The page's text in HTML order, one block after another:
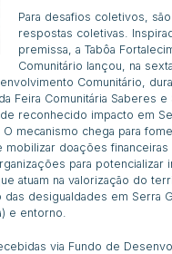
Para desafios coletivos,
respostas coletivas.
premissa, a Tabôa
Comunitário lançou, na
Comunitário,
Feira Comunitária Saberes e
reconhecido impacto em
O mecanismo chega para
mobilizar doações financeiras
para potencializar
atuam na valorização do
das desigualdades em Serra
e entorno.
via Fundo de